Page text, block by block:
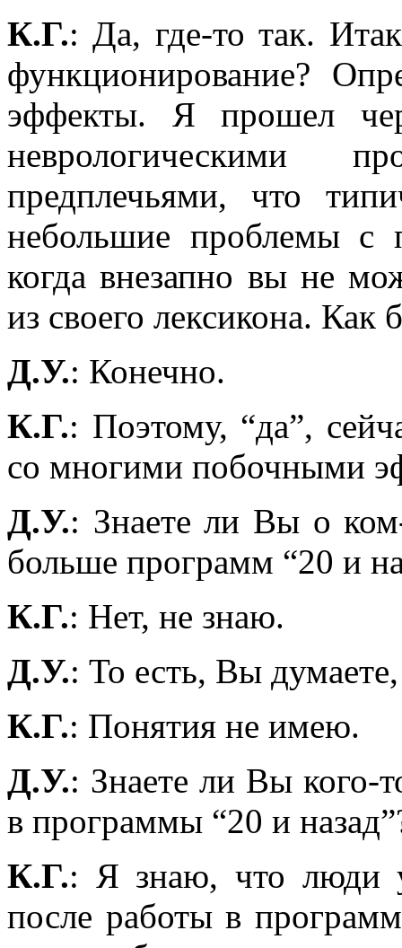
К.Г.: Да, где-то так.
функционирование?
эффекты. Я прошел
предплечьями, что
небольшие проблемы с
когда внезапно вы не
из своего лексикона. Как
Д.У.: Конечно.
К.Г.: Поэтому, “да”,
со многими побочными
Д.У.: Знаете ли Вы о
больше программ “20 и
К.Г.: Нет, не знаю.
Д.У.: То есть, Вы
К.Г.: Понятия не имею.
Д.У.: Знаете ли Вы кого-
в программы “20 и
К.Г.: Я знаю, что люди
после работы в